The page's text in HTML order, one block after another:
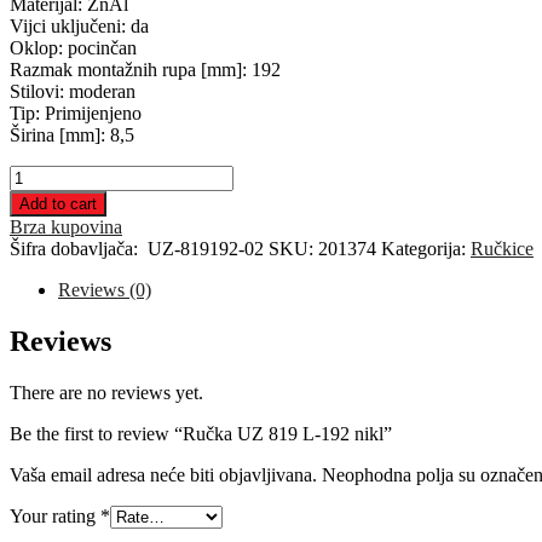
Vijci uključeni: da
Oklop: pocinčan
Razmak montažnih rupa [mm]: 192
Stilovi: moderan
Tip: Primijenjeno
Širina [mm]: 8,5
Ručka
UZ
819
L-
192
quantity
Add to cart
Brza kupovina
Šifra dobavljača: UZ-819192-02 SKU: 201374 Kategorija: Ručkice
Reviews (0)
Reviews
There are no reviews yet.
Be the first to review “Ručka UZ 819 L-192 nikl”
Vaša email adresa neće biti objavljivana. Neophodna polja su
Your rating *